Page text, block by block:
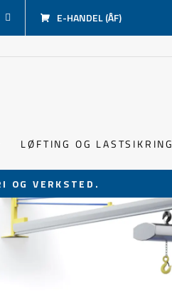
E-HANDEL (ÅF)
LØFTING OG LASTSIKRING
OG VERKSTED.